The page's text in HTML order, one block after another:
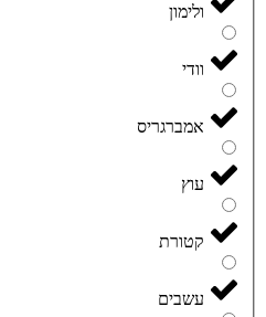
ולימון
וודי
אמברגריס
עוץ
קטורת
עשבים